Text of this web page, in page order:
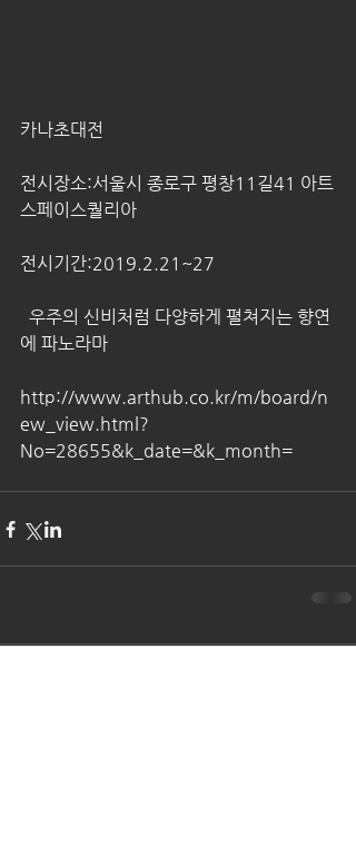
카나초대전
전시장소:서울시 종로구 평창11길41 아트
스페이스퀄리아
전시기간:2019.2.21~27
에 파노라마
http://www.arthub.co.kr/m/board/n
ew_view.html?
No=28655&k_date=&k_month=